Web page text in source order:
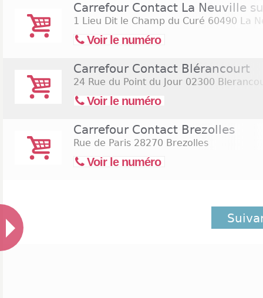
Carrefour Contact La Neuville
1 Lieu Dit le Champ du Curé 60490 La
Voir le numéro
Carrefour Contact Blérancourt
24 Rue du Point du Jour 02300
Voir le numéro
Carrefour Contact Brezolles
Rue de Paris 28270 Brezolles
Voir le numéro